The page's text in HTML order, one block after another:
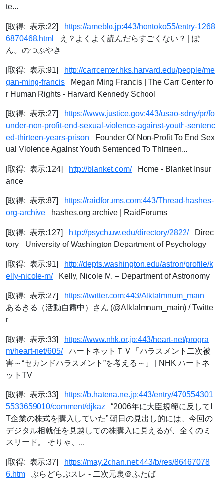
te...
[取得: 表示:22]
https://ameblo.jp:443/hontoko55/entry-1268
6870468.html
え？よくよく読んだらすごくない？ | ぽ
ん。のつぶやき
[取得: 表示:91]
http://carrcenter.hks.harvard.edu/people/me
gan-ming-francis Megan Ming Francis | The Carr Center fo
r Human Rights - Harvard Kennedy School
[取得: 表示:27]
https://www.justice.gov:443/usao-sdny/pr/fo
under-non-profit-end-sexual-violence-against-youth-sentenc
ed-thirteen-years-prison Founder Of Non-Profit To End Sex
ual Violence Against Youth Sentenced To Thirteen...
[取得: 表示:124] http://blanket.com/Home - Blanket Insur
ance
[取得: 表示:87]
https://raidforums.com:443/Thread-hashes-
org-archive hashes.org archive | RaidForums
[取得: 表示:127] http://psych.uw.edu/directory/2822/Direc
tory - University of Washington Department of Psychology
[取得: 表示:91]
http://depts.washington.edu/astron/profile/k
elly-nicole-m/Kelly, Nicole M. – Department of Astronomy
[取得: 表示:27]
https://twitter.com:443/Alklalmnum_main
あるきる（活動自粛中）さん (@Alklalmnum_main) / Twitte
r
[取得: 表示:33]
https://www.nhk.or.jp:443/heart-net/progra
m/heart-net/605/ハートネットＴＶ「ハラスメント二次被
害～“セカンドハラスメント”を考える～」 | NHK ハートネ
ットTV
[取得: 表示:33]
https://b.hatena.ne.jp:443/entry/470554301
5533659010/comment/djkaz “2006年に大臣規範に反してI
T企業の株式を購入していた” 朝日の見出し的には、今回の
デジタル相就任を見越しての株購入に見えるが、全くのミ
スリード。 そりゃ、...
[取得: 表示:37]
https://may.2chan.net:443/b/res/86467078
6.htm ぶらどらぶスレ - 二次元裏＠ふたば